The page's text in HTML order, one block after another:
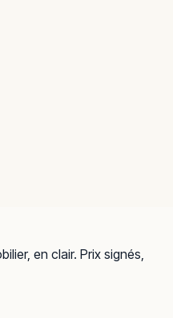
en clair. Prix signés,